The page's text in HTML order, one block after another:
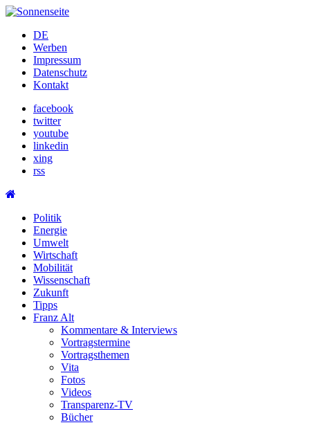
Skip
contentDE
Werben
Impressum
Datenschutz
Kontakt
facebook
twitter
youtube
linkedin
xing
rss
Politik
Energie
Umwelt
Wirtschaft
Mobilität
Wissenschaft
Zukunft
Tipps
Franz Alt
Kommentare & Interviews
Vortragstermine
Vortragsthemen
Vita
Fotos
Videos
Transparenz-TV
Bücher